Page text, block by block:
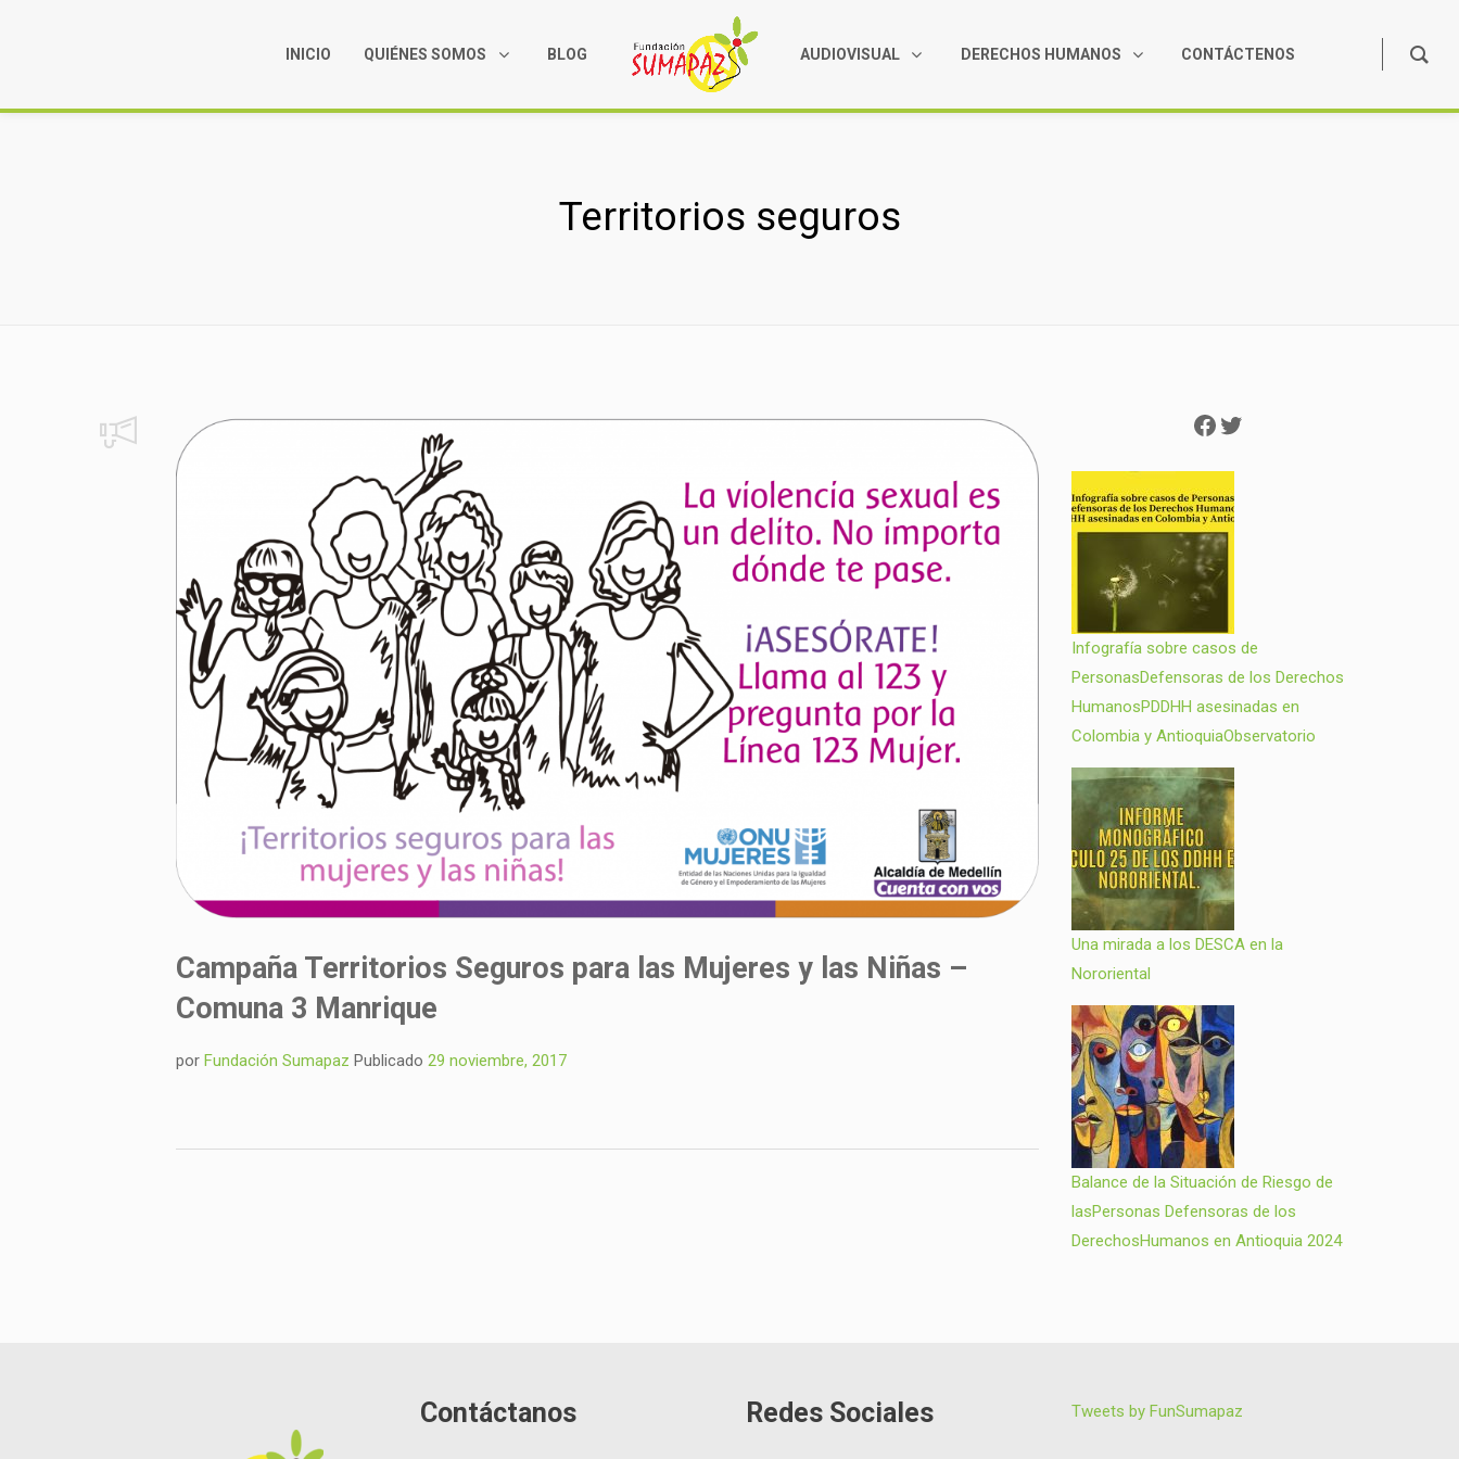
INICIO QUIÉNES SOMOS BLOG AUDIOVISUAL DERECHOS HUMANOS CONTÁCTENOS
Territorios seguros
Campaña Territorios Seguros para las Mujeres y las Niñas –
Comuna 3 Manrique
por Fundación Sumapaz Publicado 29 noviembre, 2017
Facebook
Twitter
Infografía sobre casos de
PersonasDefensoras de los Derechos
HumanosPDDHH asesinadas en
Colombia y AntioquiaObservatorio
Una mirada a los DESCA en la
Nororiental
Balance de la Situación de Riesgo de
lasPersonas Defensoras de los
DerechosHumanos en Antioquia 2024
Contáctanos Redes Sociales Tweets by FunSumapaz